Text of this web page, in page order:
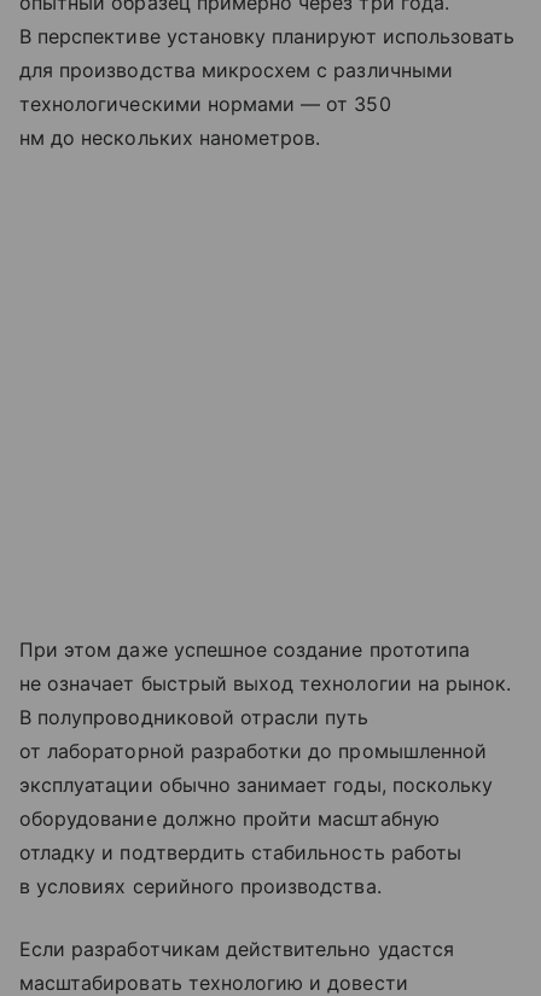
В перспективе установку планируют использовать
для производства микросхем с различными
технологическими нормами — от 350
нм до нескольких нанометров.
При этом даже успешное создание прототипа
не означает быстрый выход технологии на рынок.
В полупроводниковой отрасли путь
от лабораторной разработки до промышленной
эксплуатации обычно занимает годы, поскольку
оборудование должно пройти масштабную
отладку и подтвердить стабильность работы
в условиях серийного производства.
Если разработчикам действительно удастся
масштабировать технологию и довести